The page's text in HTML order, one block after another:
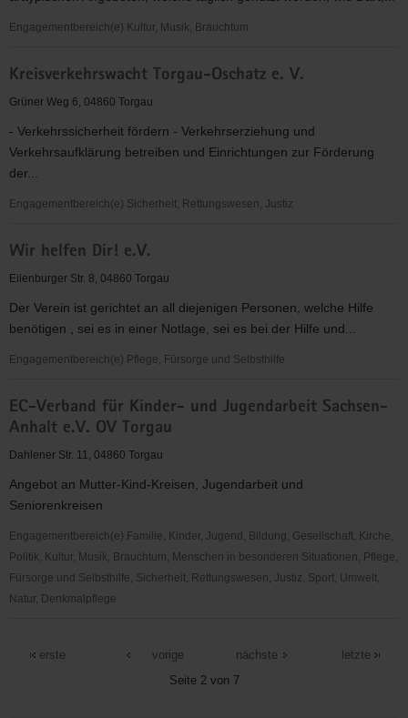
"Kreativzentrum"
Engagementbereich(e) Kultur, Musik, Brauchtum
Jugendcafe
"Blue
Kreisverkehrswacht Torgau-Oschatz e. V.
Grüner Weg 6, 04860 Torgau
- Verkehrssicherheit fördern - Verkehrserziehung und
Verkehrsaufklärung betreiben und Einrichtungen zur Förderung
der...
Engagementbereich(e) Sicherheit, Rettungswesen, Justiz
Torgau-
Oschatz
V.
Wir helfen Dir! e.V.
Eilenburger Str. 8, 04860 Torgau
Der Verein ist gerichtet an all diejenigen Personen, welche Hilfe
benötigen , sei es in einer Notlage, sei es bei der Hilfe und...
Engagementbereich(e) Pflege, Fürsorge und Selbsthilfe
helfen
Dir!
e.V.
EC-Verband für Kinder- und Jugendarbeit Sachsen-
Anhalt e.V. OV Torgau
Dahlener Str. 11, 04860 Torgau
Angebot an Mutter-Kind-Kreisen, Jugendarbeit und
Seniorenkreisen
Engagementbereich(e) Familie, Kinder, Jugend, Bildung, Gesellschaft, Kirche,
Politik, Kultur, Musik, Brauchtum, Menschen in besonderen Situationen, Pflege,
Fürsorge und Selbsthilfe, Sicherheit, Rettungswesen, Justiz, Sport, Umwelt,
Natur, Denkmalpflege
erste
vorige
Seite 2 von 7
nächste letzte